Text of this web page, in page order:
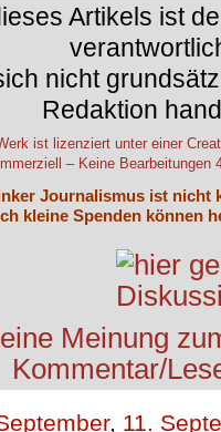
Artikels ist
nicht
Redaktion
ist lizenziert unter einer
– Keine Bearbeitungen
Journalismus ist nicht
kleine Spenden können
, 11.